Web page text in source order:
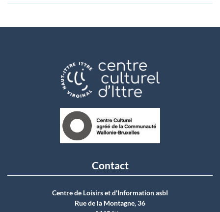
Contact
Centre de Loisirs et d'Information asbI
Rue de la Montagne, 36